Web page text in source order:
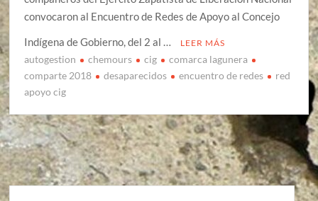
convocaron al Encuentro de Redes de Apoyo al Concejo
Indígena de Gobierno, del 2 al …
LEER MÁS
autogestion chemours cig
comarca lagunera
comparte 2018
desaparecidos encuentro de redes
red
apoyo cig